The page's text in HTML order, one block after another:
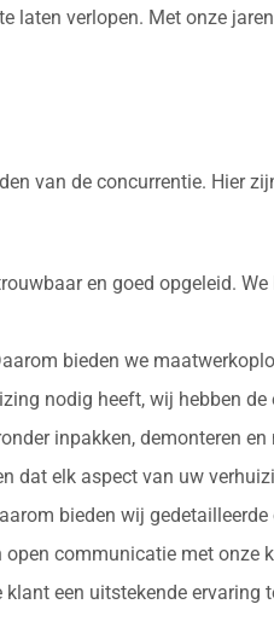
laten verlopen. Met onze
van de concurrentie. Hier
en goed opgeleid.
bieden we
nodig heeft, wij hebben
inpakken, demonteren
dat elk aspect van uw
bieden wij
communicatie met onze
een uitstekende